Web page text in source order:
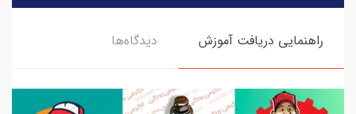
راهنمایی دریافت آموزش دیدگاه‌ها